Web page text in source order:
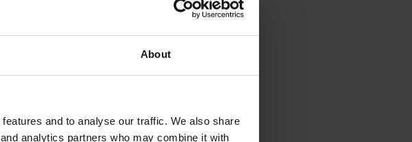
About
and to analyse our traffic. We also share
analytics partners who may combine it with